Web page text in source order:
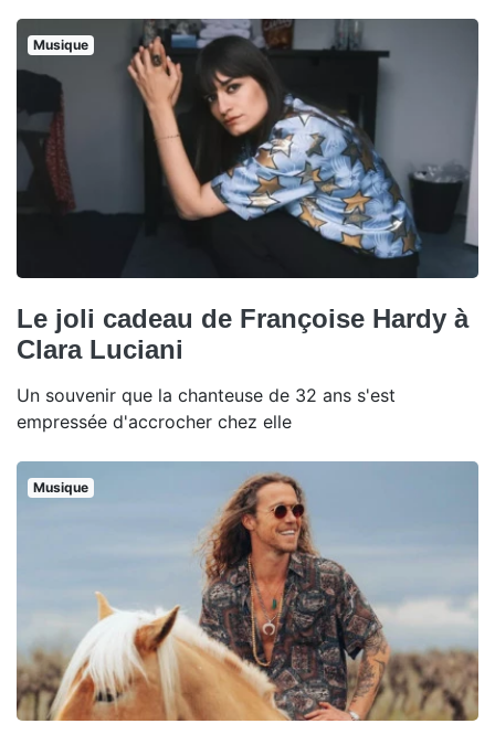
Musique
Le joli cadeau de Françoise Hardy à
Clara Luciani
Un souvenir que la chanteuse de 32 ans s'est
empressée d'accrocher chez elle
Musique